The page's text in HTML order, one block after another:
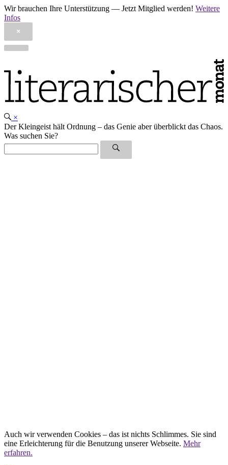
Wir brauchen Ihre Unterstützung — Jetzt Mitglied werden! Weitere
Infos
×
Skip
to
×
Der Kleingeist hält Ordnung – das Genie aber überblickt das Chaos.
Was suchen Sie?
Search
for:
Search
Auch wir verwenden Cookies – das ist nichts Schlimmes. Sie sind
eine Erleichterung für die Benutzung unserer Webseite. Mehr
erfahren.